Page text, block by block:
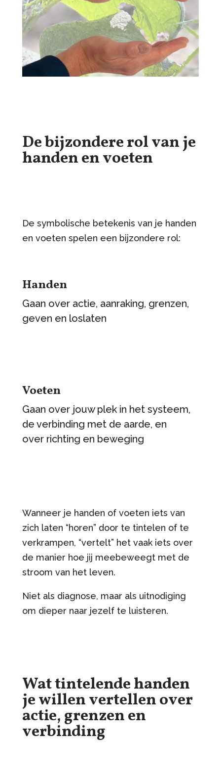
De bijzondere rol van je
handen en voeten
De symbolische betekenis van je handen
en voeten spelen een bijzondere rol:
Handen
Gaan over actie, aanraking, grenzen,
geven en loslaten
Voeten
Gaan over jouw plek in het systeem,
de verbinding met de aarde, en
over richting en beweging
Wanneer je handen of voeten iets van
zich laten “horen” door te tintelen of te
verkrampen, “vertelt” het vaak iets over
de manier hoe jij meebeweegt met de
stroom van het leven.
Niet als diagnose, maar als uitnodiging
om dieper naar jezelf te luisteren.
Wat tintelende handen
je willen vertellen over
actie, grenzen en
verbinding